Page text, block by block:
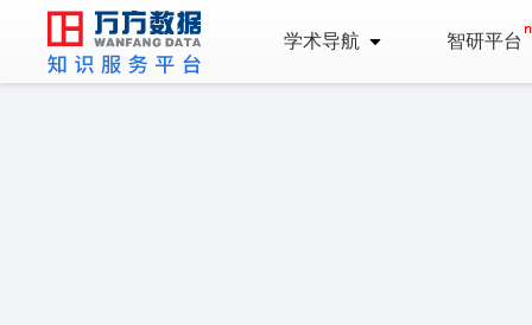
学术导航 智研平台